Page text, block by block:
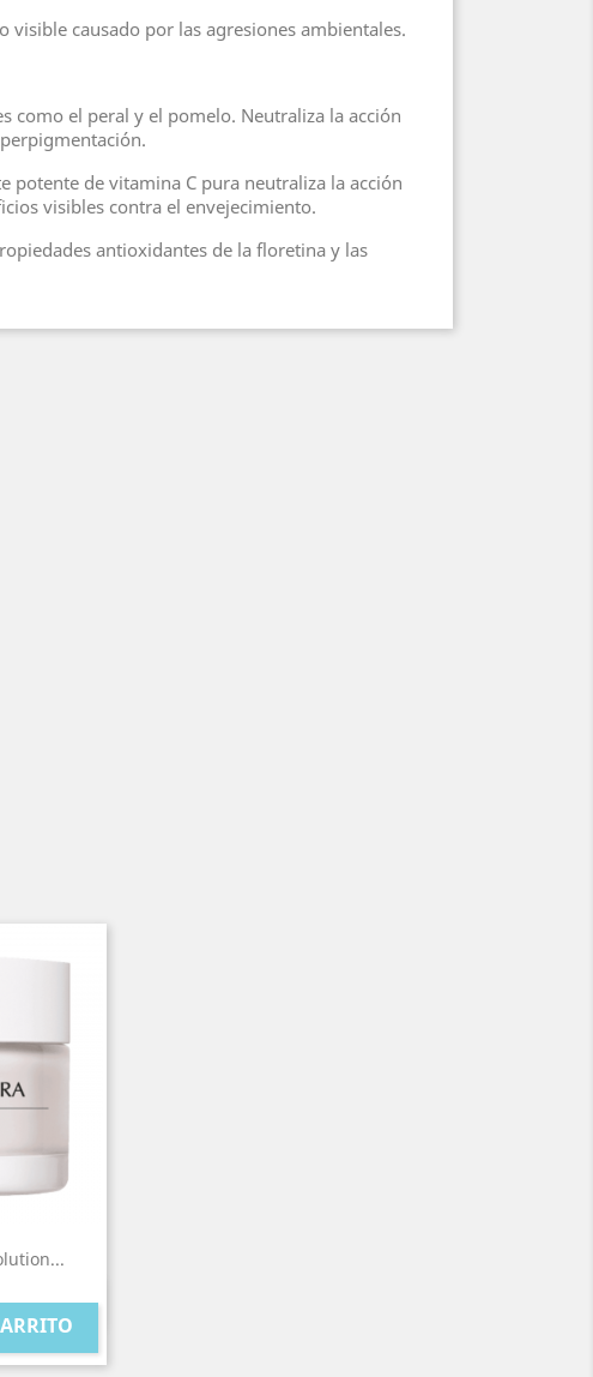
causado por las agresiones ambientales.
como el peral y el pomelo. Neutraliza la acción
potente de vitamina C pura neutraliza la acción
visibles contra el envejecimiento.
antioxidantes de la floretina y las